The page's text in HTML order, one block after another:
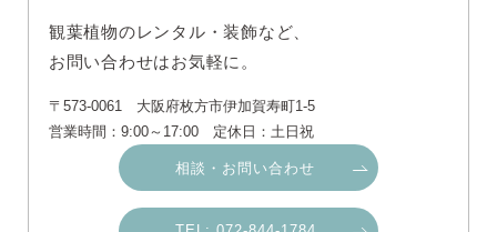
観葉植物のレンタル・装飾など、
お問い合わせはお気軽に。
〒573-0061 大阪府枚方市伊加賀寿町1-5
営業時間：9:00～17:00 定休日：土日祝
相談・お問い合わせ